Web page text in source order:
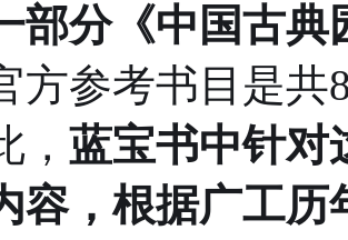
部分《中国古典
方参考书目是共
， 蓝宝书中针对
容，根据广工历